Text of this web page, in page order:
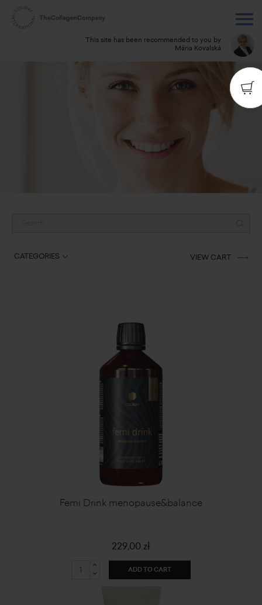
This site has been recommended to you by
Mária Kovalská
VIEW CART
CATEGORIES
Femi Drink menopause&balance
229,00 zł
ADD TO CART